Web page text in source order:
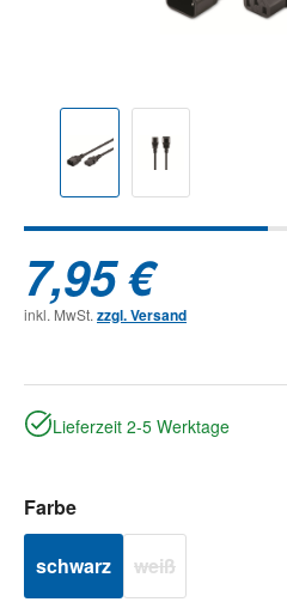
7,95 €
inkl. MwSt. zzgl. Versand
Lieferzeit 2-5 Werktage
Farbeauswählen
schwarz weiß(Diese Option ist